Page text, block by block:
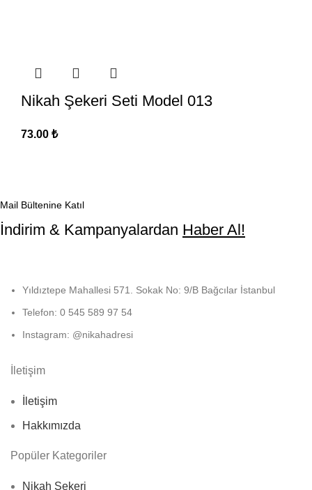
Nikah Şekeri Seti Model 013
73.00 ₺
Mail Bültenine Katıl
İndirim & Kampanyalardan Haber Al!
Yıldıztepe Mahallesi 571. Sokak No: 9/B Bağcılar İstanbul
Telefon: 0 545 589 97 54
Instagram: @nikahadresi
İletişim
İletişim
Hakkımızda
Popüler Kategoriler
Nikah Şekeri